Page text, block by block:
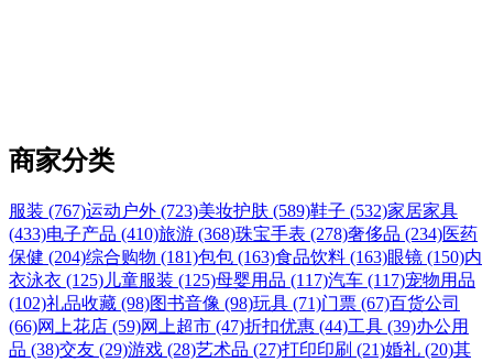
商家分类
服装 (767)运动户外 (723)美妆护肤 (589)鞋子 (532)家居家具
(433)电子产品 (410)旅游 (368)珠宝手表 (278)奢侈品 (234)医药
保健 (204)综合购物 (181)包包 (163)食品饮料 (163)眼镜 (150)内
衣泳衣 (125) 儿童服装 (125)母婴用品 (117)汽车 (117)宠物用品
(102)礼品收藏 (98)图书音像 (98)玩具 (71)门票 (67)百货公司
(66)网上花店 (59)网上超市 (47)折扣优惠 (44)工具 (39)办公用
品 (38)交友 (29)游戏 (28)艺术品 (27)打印印刷 (21)婚礼 (20)其